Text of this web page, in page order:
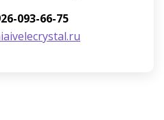
093-66-75